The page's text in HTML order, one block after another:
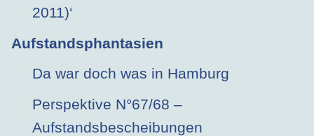
2011)‘
Aufstandsphantasien
Da war doch was in Hamburg
Perspektive N°67/68 –
Aufstandsbescheibungen